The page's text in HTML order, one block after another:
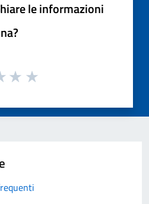
le informazioni